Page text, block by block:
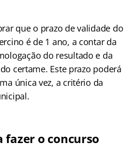
que o prazo de validade do
é de 1 ano, a contar da
do resultado e da
certame. Este prazo poderá
única vez, a critério da
fazer o concurso